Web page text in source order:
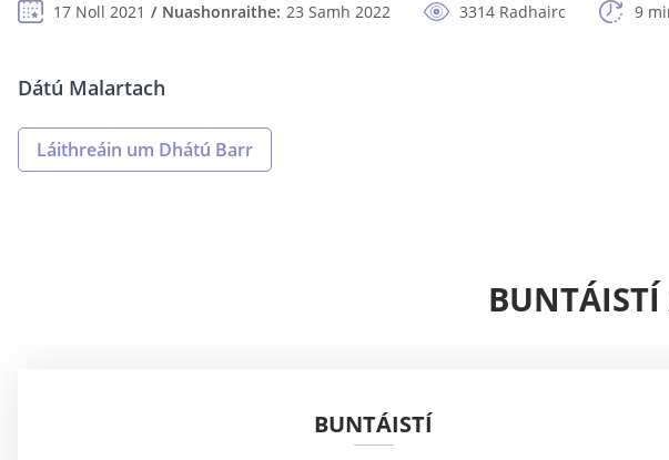
17 Noll 2021 Nuashonraithe: 23 Samh 2022 3314 Radhairc 9
Dátú Malartach
Láithreáin um Dhátú Barr
BUNTÁISTÍ